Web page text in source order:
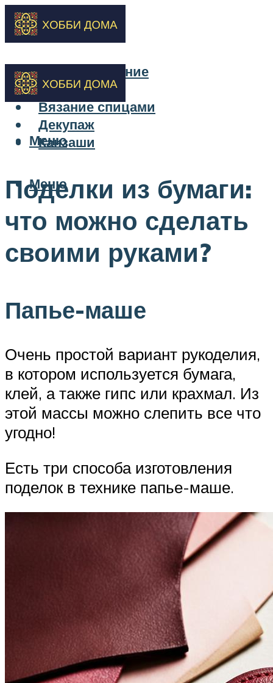
Бисероплетение
Вышивка
Вязание спицами
Декупаж
Канзаши
Меню
Меню
Поделки из бумаги:
что можно сделать
своими руками?
Папье-маше
Очень простой вариант рукоделия,
в котором используется бумага,
клей, а также гипс или крахмал. Из
этой массы можно слепить все что
угодно!
Есть три способа изготовления
поделок в технике папье-маше.